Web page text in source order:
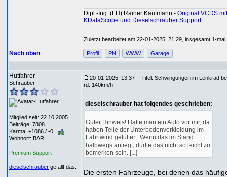
Dipl.-Ing. (FH) Rainer Kaufmann - Original VCDS
KDataScope und Dieselschrauber Support
Zuletzt bearbeitet am 22-01-2025, 21:29, insgesamt 1-mal
Nach oben Profil PN WWW Garage
Hutfahrer
Schrauber
Mitglied seit: 22.10.2005
Beiträge: 7808
Karma: +1086 / -0
Wohnort: BAR
Premium Support
dieselschrauber gefällt das.
20-01-2025, 13:37
Titel: Schwingungen im Lenkrad
rd. 140km/h
dieselschrauber hat folgendes geschrieben:
Guter Hinweis! Hatte man ein Auto vor mir, da
haben Teile der Unterbodenverkleidung im
Fahrtwind gefüttert. Wenn das im Stand
halbwegs anliegt, dürfte das nicht so leicht zu
bemerken sein. [...]
Die ersten Fahrzeuge, bei denen das